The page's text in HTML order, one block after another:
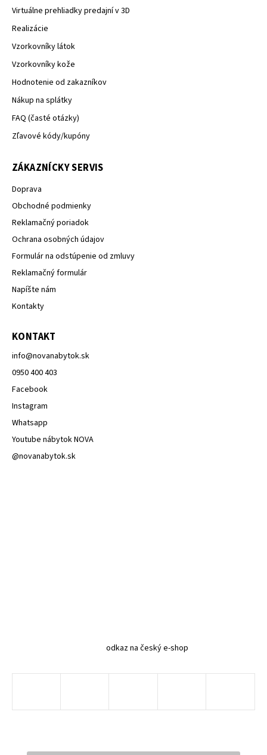
Virtuálne prehliadky predajní v 3D
Realizácie
Vzorkovníky látok
Vzorkovníky kože
Hodnotenie od zakazníkov
Nákup na splátky
FAQ (časté otázky)
Zľavové kódy/kupóny
ZÁKAZNÍCKY SERVIS
Doprava
Obchodné podmienky
Reklamačný poriadok
Ochrana osobných údajov
Formulár na odstúpenie od zmluvy
Reklamačný formulár
Napíšte nám
Kontakty
KONTAKT
info@novanabytok.sk
0950 400 403
Facebook
Instagram
Whatsapp
Youtube nábytok NOVA
@novanabytok.sk
odkaz na český e-shop